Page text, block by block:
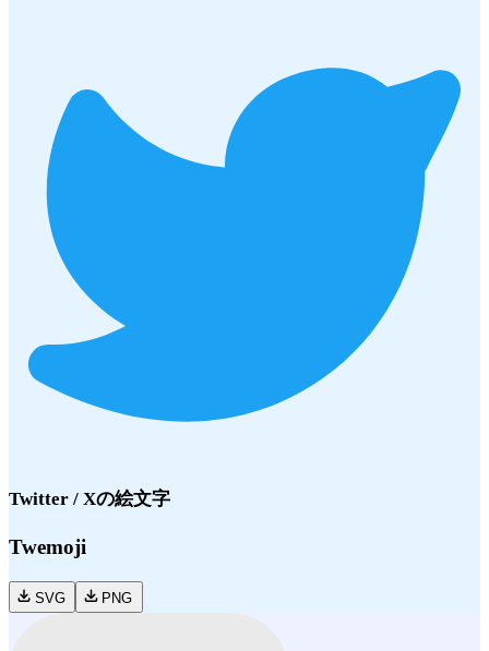
Twitter / Xの絵文字
Twemoji
SVG PNG